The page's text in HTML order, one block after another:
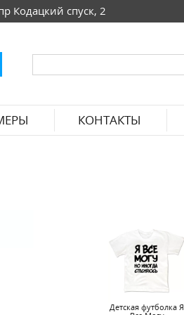
Кодацкий спуск, 2
КОНТАКТЫ
Детская футболка Я